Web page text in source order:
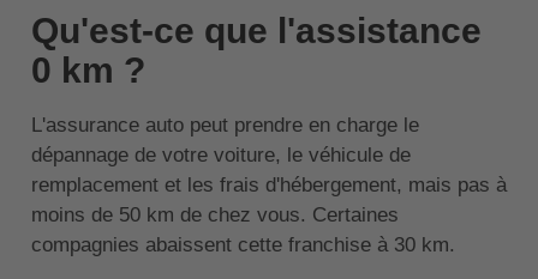
Qu'est-ce que l'assistance
0 km ?
L'assurance auto peut prendre en charge le
dépannage de votre voiture, le véhicule de
remplacement et les frais d'hébergement, mais pas à
moins de 50 km de chez vous. Certaines
compagnies abaissent cette franchise à 30 km.